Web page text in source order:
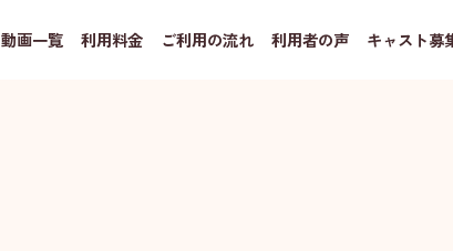
動画一覧 利用料金 ご利用の流れ 利用者の声 キャスト募